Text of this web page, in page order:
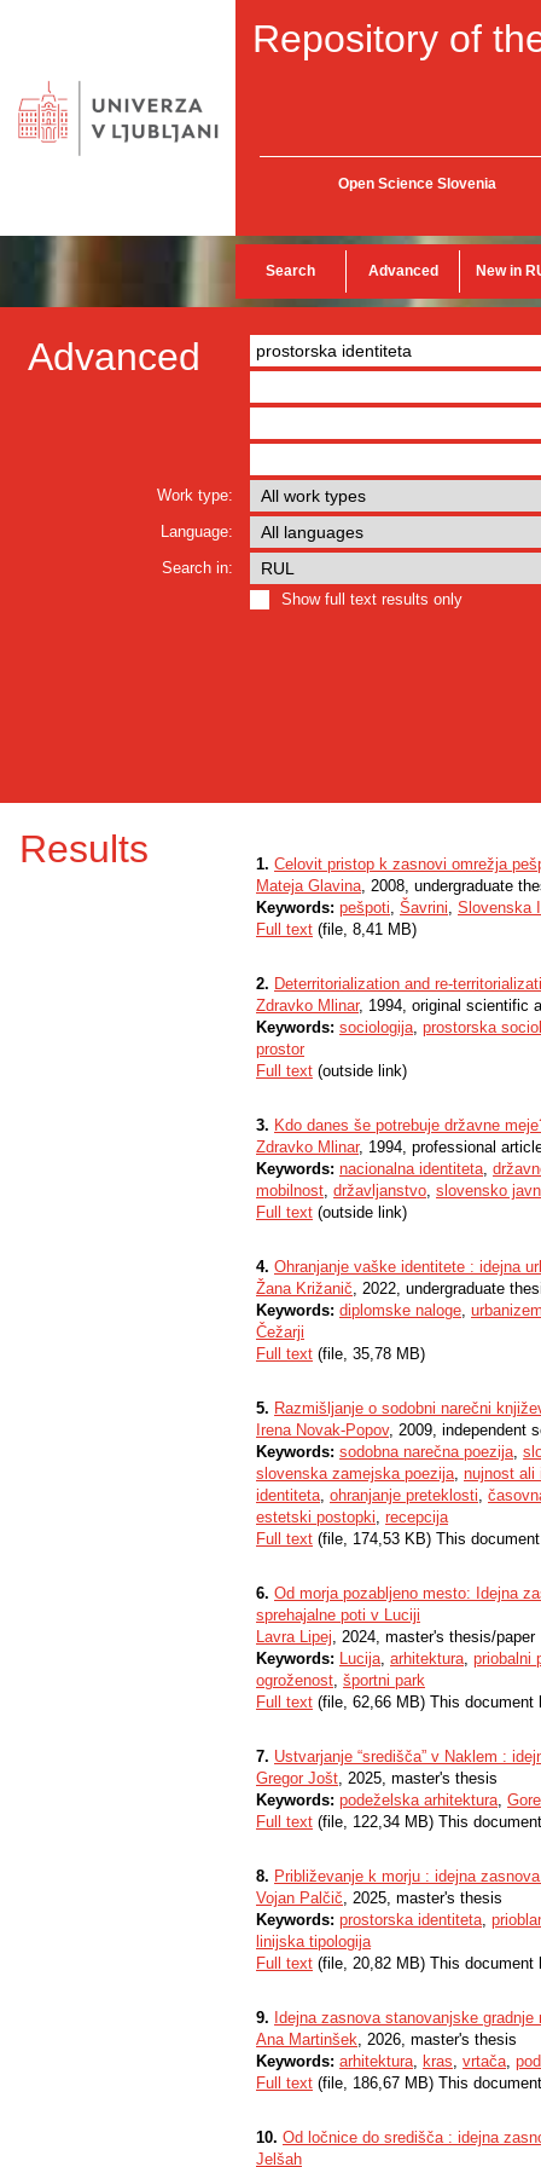
Repository of
Open Science Slovenia
Search Advanced New in
Advanced
Work type:
Language:
Search in:
Show full text results only
Results 1. Celovit pristop k zasnovi omrežja
Mateja Glavina, 2008, undergraduate
Keywords: pešpoti, Šavrini, Slovenska
Full text (file, 8,41 MB)
2. Deterritorialization and re-
Zdravko Mlinar, 1994, original scientific
Keywords: sociologija, prostorska
prostor
Full text (outside link)
3. Kdo danes še potrebuje državne
Zdravko Mlinar, 1994, professional
Keywords: nacionalna identiteta,
mobilnost, državljanstvo, slovensko
Full text (outside link)
4. Ohranjanje vaške identitete : idejna
Žana Križanič, 2022, undergraduate
Keywords: diplomske naloge,
Čežarji
Full text (file, 35,78 MB)
5. Razmišljanje o sodobni narečni
Irena Novak-Popov, 2009, independent
Keywords: sodobna narečna poezija,
slovenska zamejska poezija, nujnost ali
identiteta, ohranjanje preteklosti,
estetski postopki, recepcija
Full text (file, 174,53 KB) This
6. Od morja pozabljeno mesto: Idejna
sprehajalne poti v Luciji
Lavra Lipej, 2024, master's thesis/paper
Keywords: Lucija, arhitektura, priobalni
ogroženost, športni park
Full text (file, 62,66 MB) This
7. Ustvarjanje “središča” v Naklem :
Gregor Jošt, 2025, master's thesis
Keywords: podeželska arhitektura,
Full text (file, 122,34 MB) This
8. Približevanje k morju : idejna
Vojan Palčič, 2025, master's thesis
Keywords: prostorska identiteta,
linijska tipologija
Full text (file, 20,82 MB) This
9. Idejna zasnova stanovanjske
Ana Martinšek, 2026, master's thesis
Keywords: arhitektura, kras, vrtača,
Full text (file, 186,67 MB) This
10. Od ločnice do središča : idejna
Jelšah